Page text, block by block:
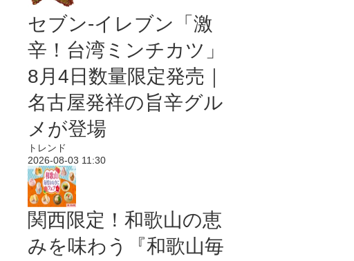
セブン-イレブン「激
辛！台湾ミンチカツ」
8月4日数量限定発売｜
名古屋発祥の旨辛グル
メが登場
トレンド
2026-08-03 11:30
関西限定！和歌山の恵
みを味わう『和歌山毎